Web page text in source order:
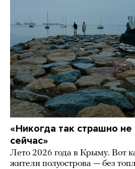
«Никогда так страшно
сейчас»
Лето 2026 года в Крыму. Вот
жители полуострова — без